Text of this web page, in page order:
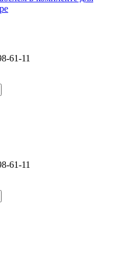
61-11
61-11